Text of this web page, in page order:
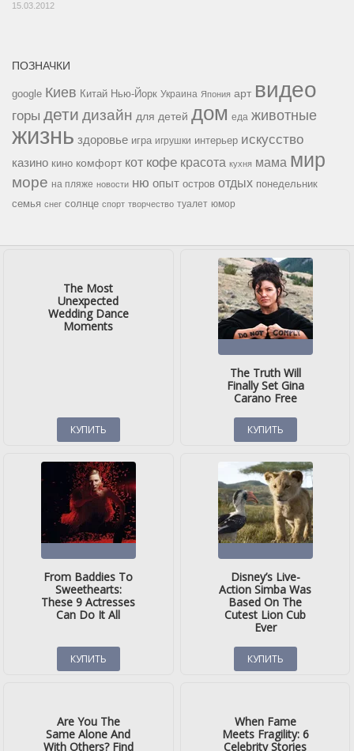
15.03.2012
ПОЗНАЧКИ
google Киев Китай Нью-Йорк Украина Япония арт видео
горы дети дизайн для детей дом еда животные
жизнь здоровье игра игрушки интерьер искусство
казино кино комфорт кот кофе красота кухня мама мир
море на пляже новости ню опыт остров отдых понедельник
семья снег солнце спорт творчество туалет юмор